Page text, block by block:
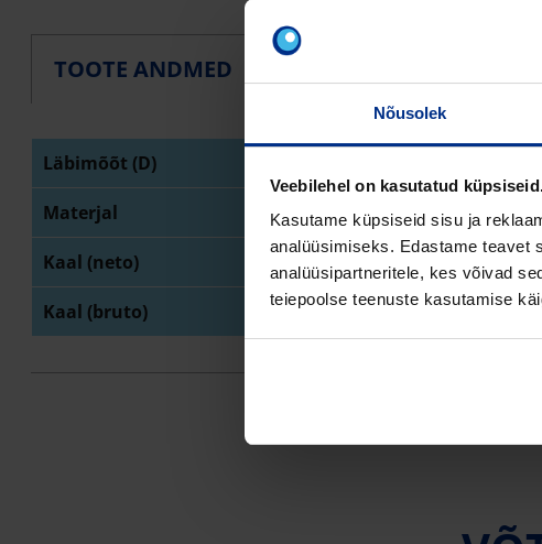
Nõusolek
Veebilehel on kasutatud
Kasutame küpsiseid sisu ja
analüüsimiseks. Edastame teavet
analüüsipartneritele, kes võivad
teiepoolse teenuste kasutamise
TOOTE ANDMED
Läbimõõt (D)
Materjal PE
Kaal (neto) 25
Kaal (bruto) 25